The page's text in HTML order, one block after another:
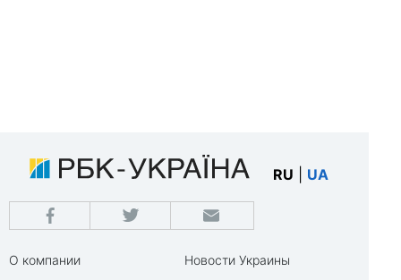
RU UA
О компании
Новости Украины